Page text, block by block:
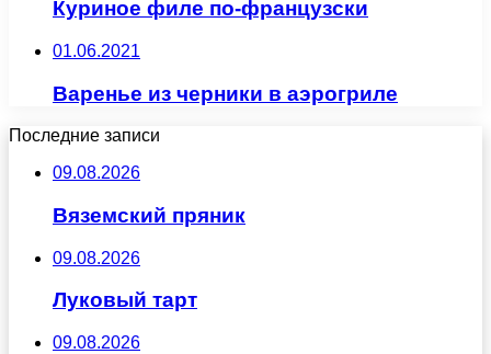
Куриное филе по-французски
01.06.2021
Варенье из черники в аэрогриле
Последние записи
09.08.2026
Вяземский пряник
09.08.2026
Луковый тарт
09.08.2026